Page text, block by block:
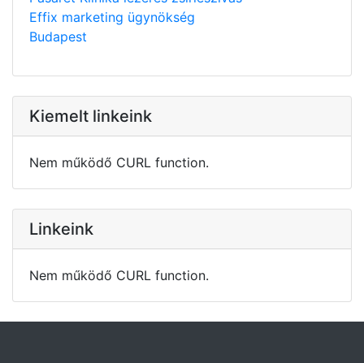
Effix marketing ügynökség
Budapest
Kiemelt linkeink
Nem működő CURL function.
Linkeink
Nem működő CURL function.